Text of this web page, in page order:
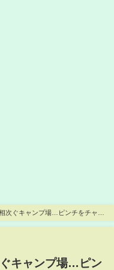
次ぐキャンプ場…ピンチをチャン
ンペーン(ABEMA TIMES)
キャンプ場…ピン